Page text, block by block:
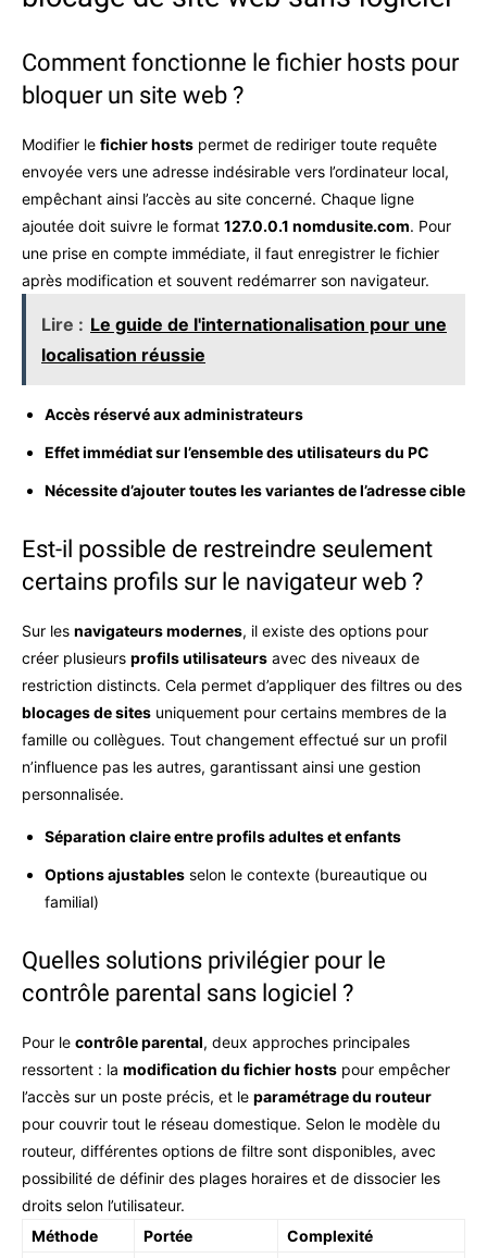
Comment fonctionne le fichier hosts pour
bloquer un site web ?
Modifier le fichier hosts permet de rediriger toute requête
envoyée vers une adresse indésirable vers l’ordinateur local,
empêchant ainsi l’accès au site concerné. Chaque ligne
ajoutée doit suivre le format 127.0.0.1 nomdusite.com. Pour
une prise en compte immédiate, il faut enregistrer le fichier
après modification et souvent redémarrer son navigateur.
Lire : Le guide de l'internationalisation pour une
localisation réussie
Accès réservé aux administrateurs
Effet immédiat sur l’ensemble des utilisateurs du PC
Nécessite d’ajouter toutes les variantes de l’adresse cible
Est-il possible de restreindre seulement
certains profils sur le navigateur web ?
Sur les navigateurs modernes, il existe des options pour
créer plusieurs profils utilisateurs avec des niveaux de
restriction distincts. Cela permet d’appliquer des filtres ou des
blocages de sites uniquement pour certains membres de la
famille ou collègues. Tout changement effectué sur un profil
n’influence pas les autres, garantissant ainsi une gestion
personnalisée.
Séparation claire entre profils adultes et enfants
Options ajustables selon le contexte (bureautique ou
familial)
Quelles solutions privilégier pour le
contrôle parental sans logiciel ?
Pour le contrôle parental, deux approches principales
ressortent : la modification du fichier hosts pour empêcher
l’accès sur un poste précis, et le paramétrage du routeur
pour couvrir tout le réseau domestique. Selon le modèle du
routeur, différentes options de filtre sont disponibles, avec
possibilité de définir des plages horaires et de dissocier les
droits selon l’utilisateur.
Méthode
Portée
Complexité